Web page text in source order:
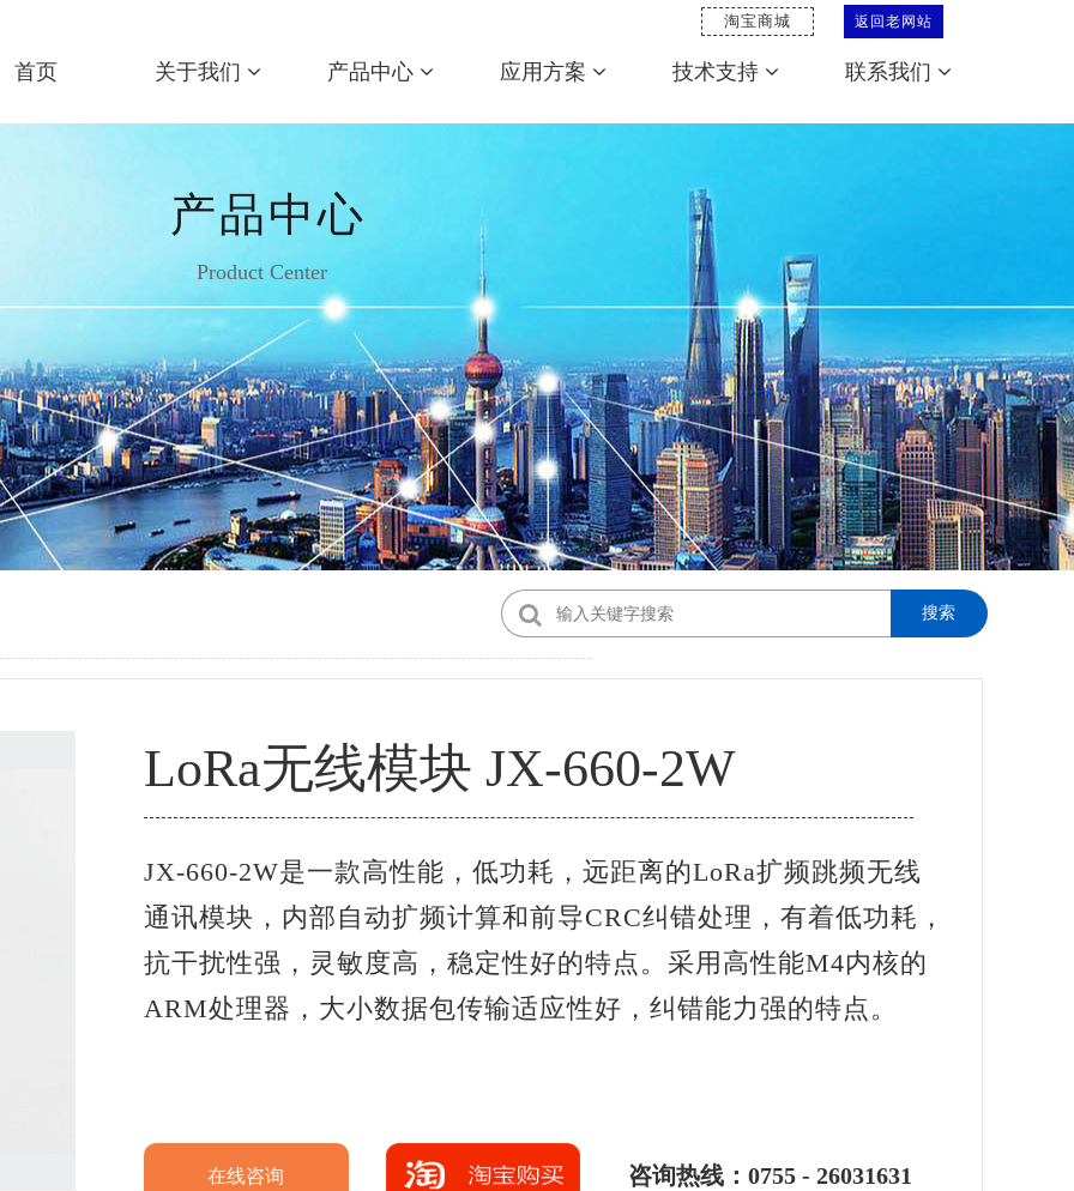
首页 关于我们 产品中心 应用方案 技术支持 联系我们
淘宝商城 返回老网站
产品中心
Product Center
搜索
在线咨询
JX-660-2W是一款高性能，低功耗，远距离的LoRa扩频跳频无线
通讯模块，内部自动扩频计算和前导CRC纠错处理，有着低功耗，
抗干扰性强，灵敏度高，稳定性好的特点。采用高性能M4内核的
ARM处理器，大小数据包传输适应性好，纠错能力强的特点。
LoRa无线模块 JX-660-2W
咨询热线：0755 - 26031631